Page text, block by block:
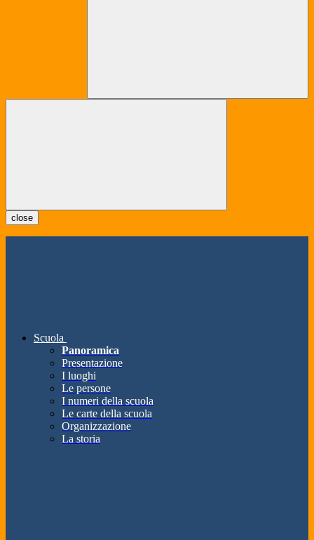
close
Scuola
Panoramica
Presentazione
I luoghi
Le persone
I numeri della scuola
Le carte della scuola
Organizzazione
La storia